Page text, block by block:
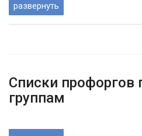
развернуть
Списки профоргов
группам